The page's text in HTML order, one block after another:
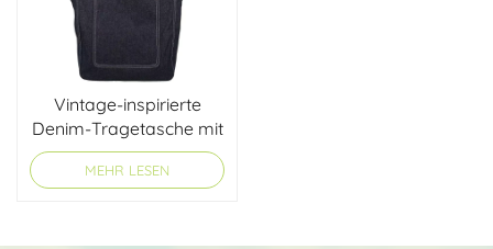
Vintage-inspirierte
Denim-Tragetasche mit
übergroßer Form
MEHR LESEN